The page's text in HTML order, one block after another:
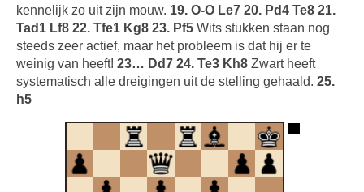
kennelijk zo uit zijn mouw. 19. O-O Le7 20. Pd4 Te8 21.
Tad1 Lf8 22. Tfe1 Kg8 23. Pf5 Wits stukken staan nog
steeds zeer actief, maar het probleem is dat hij er te
weinig van heeft! 23… Dd7 24. Te3 Kh8 Zwart heeft
systematisch alle dreigingen uit de stelling gehaald. 25.
h5